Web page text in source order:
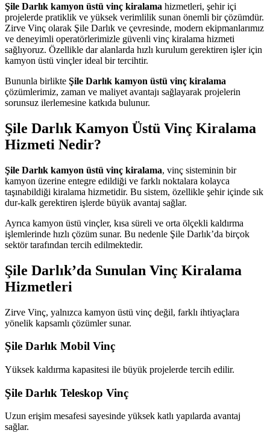
Şile Darlık kamyon üstü vinç kiralama hizmetleri, şehir içi
projelerde pratiklik ve yüksek verimlilik sunan önemli bir çözümdür.
Zirve Vinç olarak Şile Darlık ve çevresinde, modern ekipmanlarımız
ve deneyimli operatörlerimizle güvenli vinç kiralama hizmeti
sağlıyoruz. Özellikle dar alanlarda hızlı kurulum gerektiren işler için
kamyon üstü vinçler ideal bir tercihtir.
Bununla birlikte Şile Darlık kamyon üstü vinç kiralama
çözümlerimiz, zaman ve maliyet avantajı sağlayarak projelerin
sorunsuz ilerlemesine katkıda bulunur.
Şile Darlık Kamyon Üstü Vinç Kiralama
Hizmeti Nedir?
Şile Darlık kamyon üstü vinç kiralama, vinç sisteminin bir
kamyon üzerine entegre edildiği ve farklı noktalara kolayca
taşınabildiği kiralama hizmetidir. Bu sistem, özellikle şehir içinde sık
dur-kalk gerektiren işlerde büyük avantaj sağlar.
Ayrıca kamyon üstü vinçler, kısa süreli ve orta ölçekli kaldırma
işlemlerinde hızlı çözüm sunar. Bu nedenle Şile Darlık’da birçok
sektör tarafından tercih edilmektedir.
Şile Darlık’da Sunulan Vinç Kiralama
Hizmetleri
Zirve Vinç, yalnızca kamyon üstü vinç değil, farklı ihtiyaçlara
yönelik kapsamlı çözümler sunar.
Şile Darlık Mobil Vinç
Yüksek kaldırma kapasitesi ile büyük projelerde tercih edilir.
Şile Darlık Teleskop Vinç
Uzun erişim mesafesi sayesinde yüksek katlı yapılarda avantaj
sağlar.